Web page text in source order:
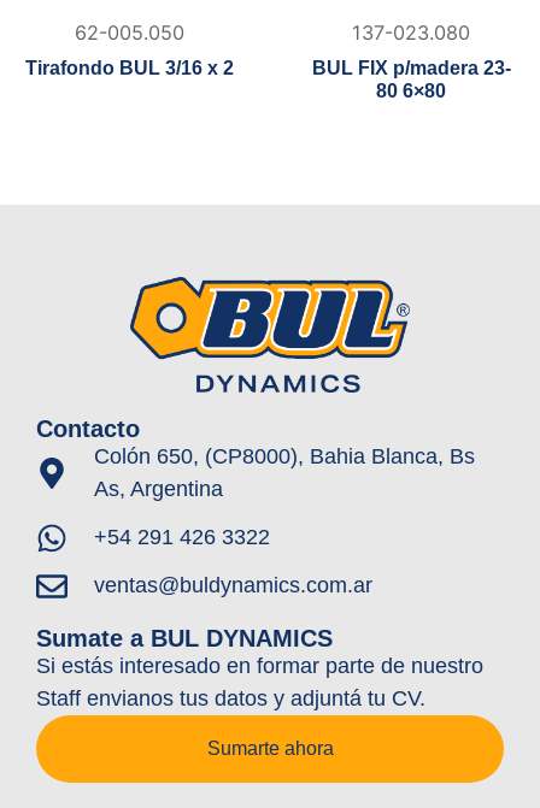
62-005.050
Tirafondo BUL 3/16 x 2
137-023.080
BUL FIX p/madera 23-
80 6×80
Contacto
Colón 650, (CP8000), Bahia Blanca, Bs
As, Argentina
+54 291 426 3322
ventas@buldynamics.com.ar
Sumate a BUL DYNAMICS
Si estás interesado en formar parte de nuestro
Staff envianos tus datos y adjuntá tu CV.
Sumarte ahora